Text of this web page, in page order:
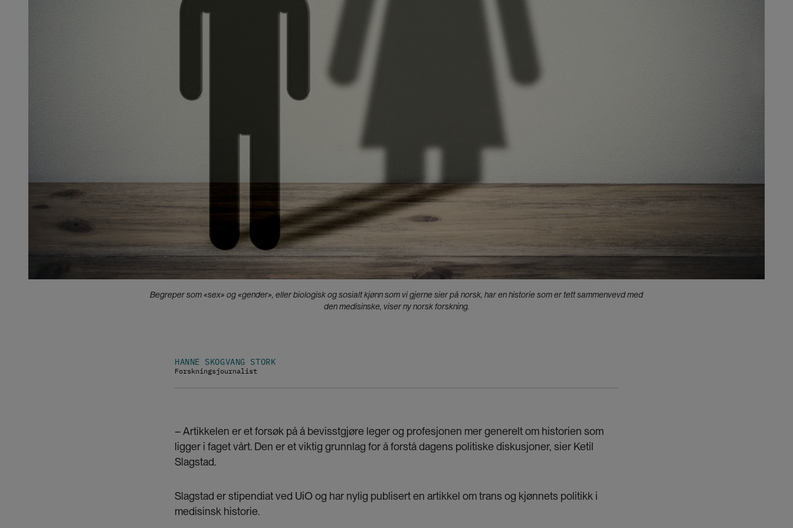
Begreper som «sex» og «gender», eller biologisk og sosialt kjønn som vi gjerne sier på norsk, har en historie som er tett sammenvevd med
den medisinske, viser ny norsk forskning.
HANNE SKOGVANG STORK
Forskningsjournalist
– Artikkelen er et forsøk på å bevisstgjøre leger og profesjonen mer generelt om historien som
ligger i faget vårt. Den er et viktig grunnlag for å forstå dagens politiske diskusjoner, sier Ketil
Slagstad.
Slagstad er stipendiat ved UiO og har nylig publiserten artikkel om trans og kjønnets politikk i
medisinsk historie.